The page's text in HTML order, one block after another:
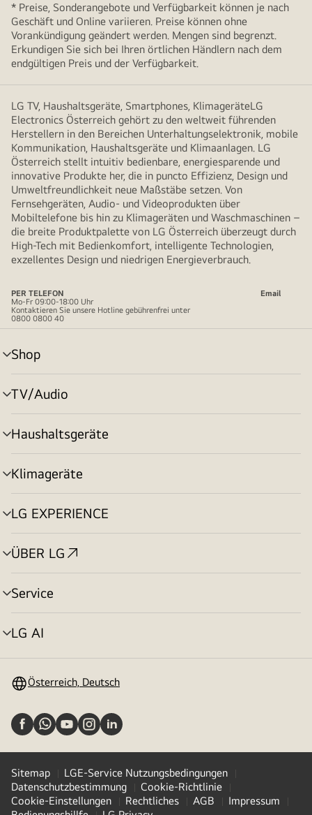
* Preise, Sonderangebote und Verfügbarkeit können je nach
Geschäft und Online variieren. Preise können ohne
Vorankündigung geändert werden. Mengen sind begrenzt.
Erkundigen Sie sich bei Ihren örtlichen Händlern nach dem
endgültigen Preis und der Verfügbarkeit.
LG TV, Haushaltsgeräte, Smartphones, KlimageräteLG
Electronics Österreich gehört zu den weltweit führenden
Herstellern in den Bereichen Unterhaltungselektronik, mobile
Kommunikation, Haushaltsgeräte und Klimaanlagen. LG
Österreich stellt intuitiv bedienbare, energiesparende und
innovative Produkte her, die in puncto Effizienz, Design und
Umweltfreundlichkeit neue Maßstäbe setzen. Von
Fernsehgeräten, Audio- und Videoprodukten über
Mobiltelefone bis hin zu Klimageräten und Waschmaschinen –
die breite Produktpalette von LG Österreich überzeugt durch
High-Tech mit Bedienkomfort, intelligente Technologien,
exzellentes Design und niedrigen Energieverbrauch.
PER TELEFON
Email
Mo-Fr 09:00-18:00 Uhr
Kontaktieren Sie unsere Hotline gebührenfrei unter
0800 0800 40
Shop
Menü
umschalten
TV/Audio
Menü
umschalten
Haushaltsgeräte
Menü
umschalten
Klimageräte
Menü
umschalten
LG EXPERIENCE
Menü
umschalten
ÜBER LG
Menü
umschalten
Service
Menü
umschalten
LG AI
Menü
Österreich, Deutsch
Sitemap
LGE-Service Nutzungsbedingungen
Datenschutzbestimmung
Cookie-Richtlinie
Cookie-Einstellungen
Rechtliches AGB
Impressum